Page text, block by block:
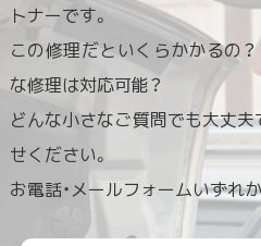
トナーです。
この修理だといくらかかるの
な修理は対応可能？
どんな小さなご質問でも大丈
せください。
お電話・メールフォームいずれ